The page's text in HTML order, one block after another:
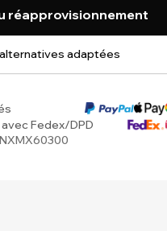
réapprovisionnement
adaptées
avec Fedex/DPD